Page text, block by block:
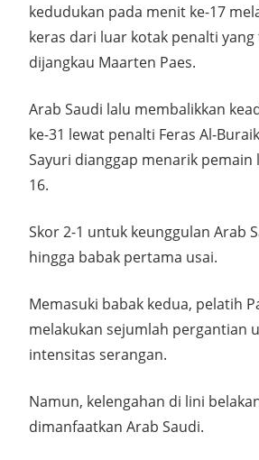
kedudukan pada menit ke-17
keras dari luar kotak penalti
dijangkau Maarten Paes.
Arab Saudi lalu membalikkan
ke-31 lewat penalti Feras Al-
Sayuri dianggap menarik pemain
16.
Skor 2-1 untuk keunggulan Arab
hingga babak pertama usai.
Memasuki babak kedua, pelatih
melakukan sejumlah pergantian
intensitas serangan.
Namun, kelengahan di lini
dimanfaatkan Arab Saudi.